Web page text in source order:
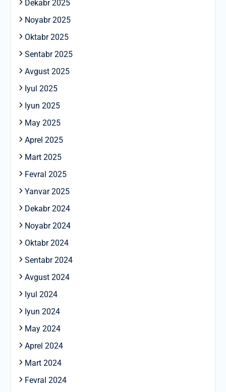
Dekabr 2025
Noyabr 2025
Oktabr 2025
Sentabr 2025
Avgust 2025
Iyul 2025
Iyun 2025
May 2025
Aprel 2025
Mart 2025
Fevral 2025
Yanvar 2025
Dekabr 2024
Noyabr 2024
Oktabr 2024
Sentabr 2024
Avgust 2024
Iyul 2024
Iyun 2024
May 2024
Aprel 2024
Mart 2024
Fevral 2024